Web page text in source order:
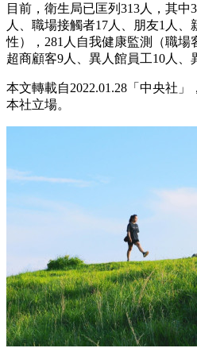
目前，衛生局已匡列313人，其中
人、職場接觸者17人、朋友1人、
性），281人自我健康監測（職場
超商顧客9人、異人館員工10人、
本文轉載自2022.01.28「中央社
本社立場。